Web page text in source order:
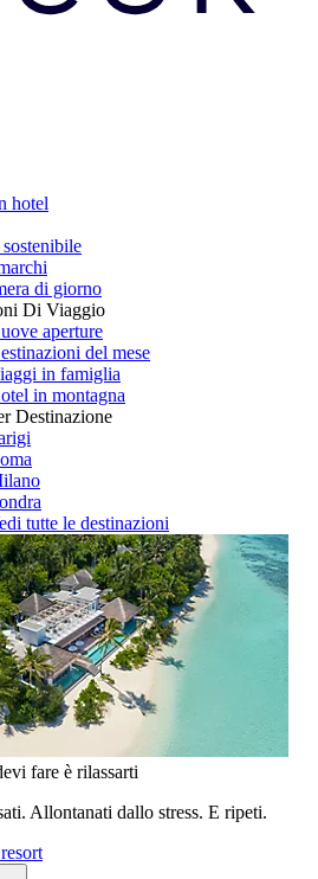
hotel
di giorno
Di Viaggio
aperture
del mese
in famiglia
in montagna
Destinazione
tutte le destinazioni
fare è rilassarti
Allontanati dallo stress. E ripeti.